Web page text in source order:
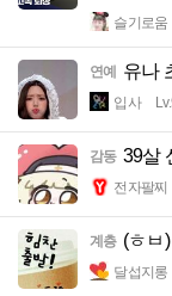
슬기로움
연예 유나
입사
감동 39살
전자팔찌
계층 (ㅎㅂ
달섭지롱